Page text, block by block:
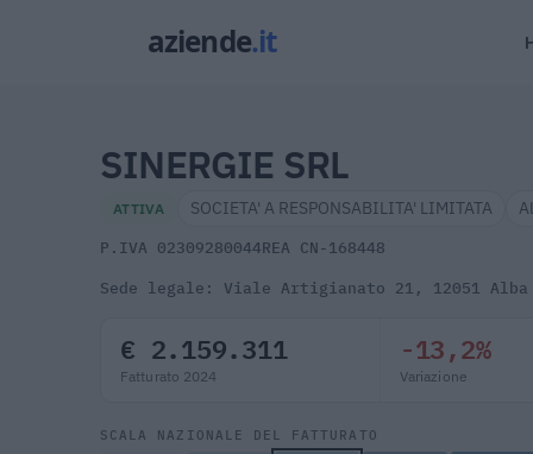
SINERGIE SRL
ATTIVA SOCIETA' A RESPONSABILITA' LIMITATA
P.IVA 02309280044REA CN-168448
Sede legale: Viale Artigianato 21, 12051 Alba
€ 2.159.311
Fatturato 2024
-13,2%
Variazione
SCALA NAZIONALE DEL FATTURATO